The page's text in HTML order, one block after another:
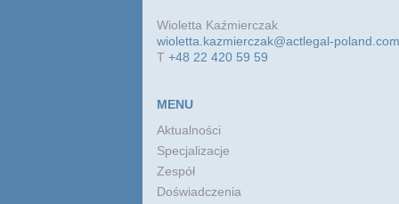
Wioletta Kaźmierczak
wioletta.kazmierczak@actlegal-
T+48 22 420 59 59
MENU
Aktualności
Specjalizacje
Zespół
Doświadczenia